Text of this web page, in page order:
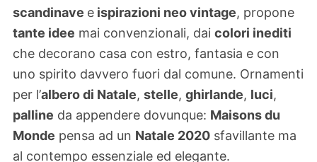
scandinave e ispirazioni neo vintage, propone
tante idee mai convenzionali, dai colori inediti
che decorano casa con estro, fantasia e con
uno spirito davvero fuori dal comune. Ornamenti
per l’albero di Natale, stelle, ghirlande, luci,
palline da appendere dovunque: Maisons du
Monde pensa ad un Natale 2020 sfavillante ma
al contempo essenziale ed elegante.